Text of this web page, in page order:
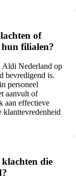
of
filialen?
Aldi Nederland op
bevredigend is.
personeel
aanvult of
aan effectieve
klanttevredenheid
die